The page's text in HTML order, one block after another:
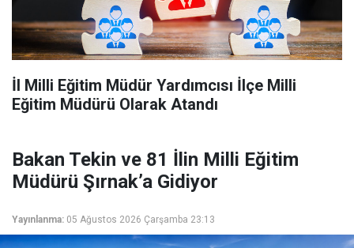
İl Milli Eğitim Müdür Yardımcısı İlçe Milli
Eğitim Müdürü Olarak Atandı
Bakan Tekin ve 81 İlin Milli Eğitim
Müdürü Şırnak’a Gidiyor
Yayınlanma: 05 Ağustos 2026 Çarşamba 23:13